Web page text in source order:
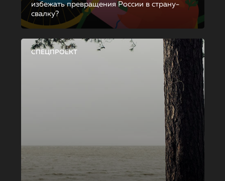
избежать превращения России в страну-
свалку?
СПЕЦПРОЕКТ